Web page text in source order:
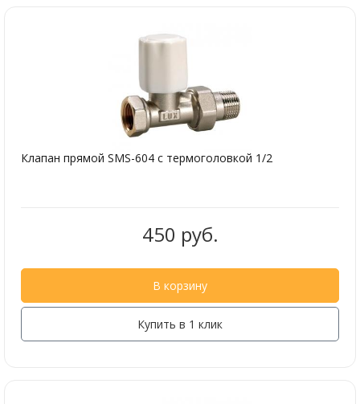
Клапан прямой SMS-604 с термоголовкой 1/2
450 руб.
В корзину
Купить в 1 клик